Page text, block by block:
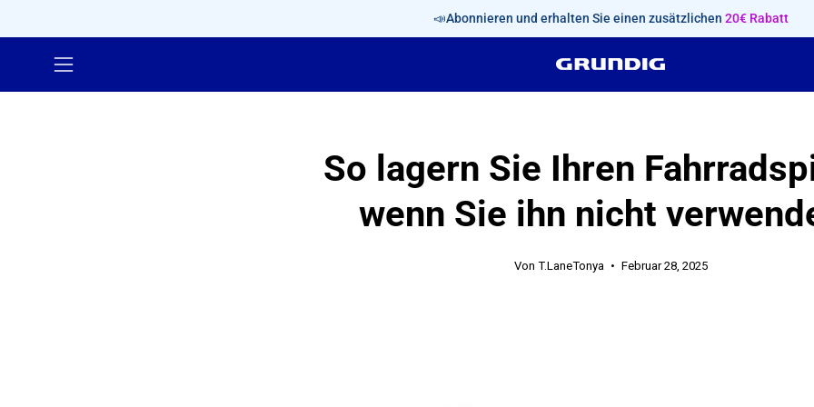
überspringen
📣Abonnieren und erhalten Sie einen zusätzlichen 20€ Rabatt
Navigationsmenü
So lagern Sie Ihren
wenn Sie ihn nicht
Von T.LaneTonya Februar 28, 2025